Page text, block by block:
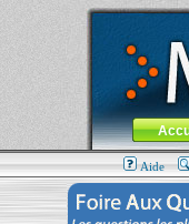
MacBook-fr.com :
Aller au contenu-
Menu
Aide